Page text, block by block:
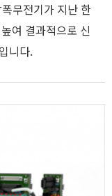
무전기가 지난 한
여 결과적으로 신
니다.